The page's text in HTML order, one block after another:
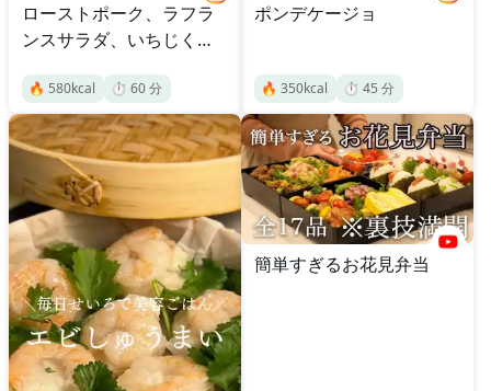
ローストポーク、ラフラ
ンスサラダ、いちじくカ
🔥 580kcal ⏱️ 60分
ポンデケージョ
🔥 350kcal ⏱️ 45 分
簡単すぎるお花見弁当